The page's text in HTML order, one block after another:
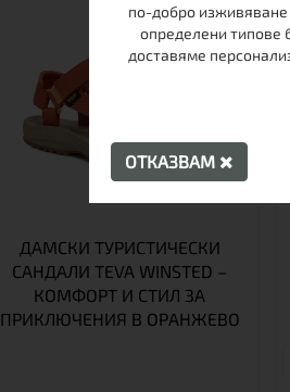
ДАМСКИ ТУРИСТИЧЕСКИ
САНДАЛИ TEVA WINSTED –
КОМФОРТ И СТИЛ ЗА
ПРИКЛЮЧЕНИЯ В ОРАНЖЕВО
по-добро
определени типове
доставяме
ОТКАЗВАМ